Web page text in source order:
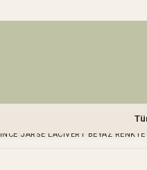
İNCE JARSE LACIVERT BEYAZ